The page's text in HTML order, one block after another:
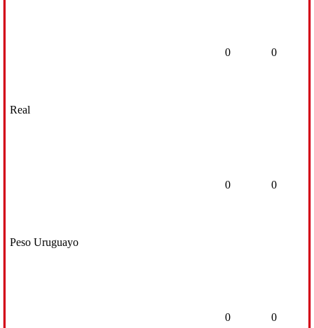
Real
0 0
Peso Uruguayo
0 0
0 0